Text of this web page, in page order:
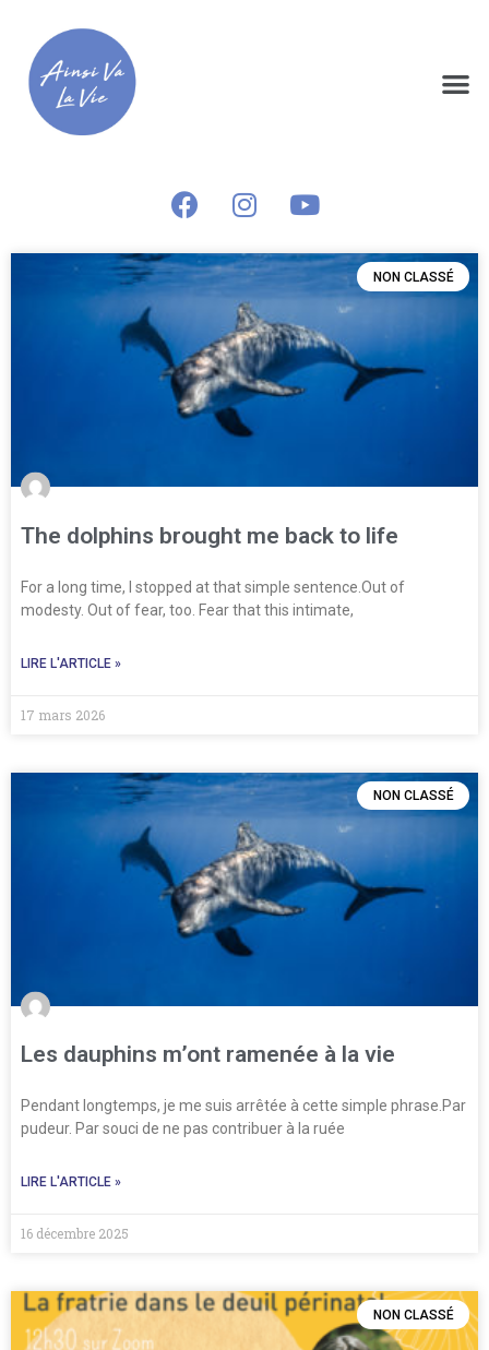
NON CLASSÉ
The dolphins brought me back to life
For a long time, I stopped at that simple sentence.Out of
modesty. Out of fear, too. Fear that this intimate,
LIRE L'ARTICLE »
17 mars 2026
NON CLASSÉ
Les dauphins m’ont ramenée à la vie
Pendant longtemps, je me suis arrêtée à cette simple phrase.Par
pudeur. Par souci de ne pas contribuer à la ruée
LIRE L'ARTICLE »
16 décembre 2025
NON CLASSÉ